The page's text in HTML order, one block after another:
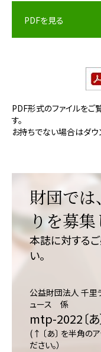
PDFを見る
PDF形式のファイルを
す。
お持ちでない場合はダウ
財団で
りを募集
本誌に対する
い。
公益財団法人 千里
ュース 係
mtp-2022〔
(↑ 〔あ〕 を半角の
ださい。）